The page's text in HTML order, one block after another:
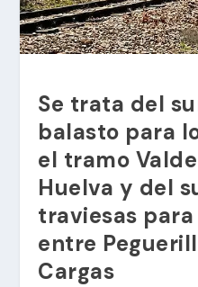
Se trata del
balasto para
el tramo
Huelva y del
traviesas
entre
Cargas